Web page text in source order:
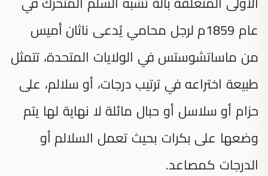
عام 1859م لرجل محامي يُدعى ناثان أميس
من ماساتشوستس في الولايات المتحدة، تتمثل
طبيعة اختراعه في ترتيب درجات، أو سلالم، على
حزام أو سلاسل أو حبال مائلة لا نهاية لها يتم
وضعها على بكرات بحيث تعمل السلالم أو
الدرجات كمصاعد.